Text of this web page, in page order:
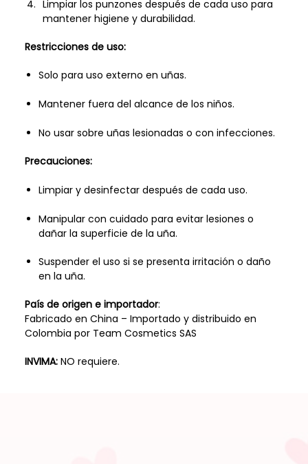
Limpiar los punzones después de cada uso para
mantener higiene y durabilidad.
Restricciones de uso:
Solo para uso externo en uñas.
Mantener fuera del alcance de los niños.
No usar sobre uñas lesionadas o con infecciones.
Precauciones:
Limpiar y desinfectar después de cada uso.
Manipular con cuidado para evitar lesiones o
dañar la superficie de la uña.
Suspender el uso si se presenta irritación o daño
en la uña.
País de origen e importador:
Fabricado en China – Importado y distribuido en
Colombia por Team Cosmetics SAS
INVIMA:NO requiere.